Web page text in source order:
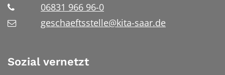
06831 966 96-0
geschaeftsstelle@kita-saar.de
Sozial vernetzt